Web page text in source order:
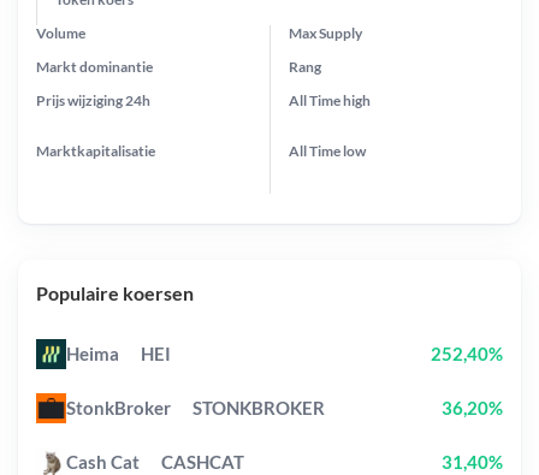
Prijs wijziging 24h
Max Supply
Markt dominantie
Marktkapitalisatie
Volume
Rang
All Timehigh
All Time low
Populaire koersen
Heima HEI 252,40%
StonkBroker STONKBROKER 36,20%
Cash Cat CASHCAT 31,40%